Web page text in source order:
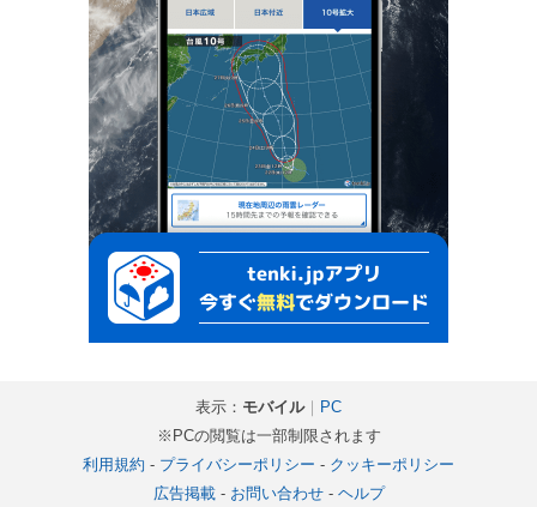
表示： モバイル｜ PC
※PCの閲覧は一部制限されます
利用規約 - プライバシーポリシー - クッキーポリシー
広告掲載- お問い合わせ- ヘルプ